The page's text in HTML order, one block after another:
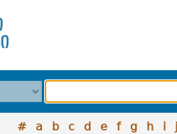
# a b c d e f g h i j